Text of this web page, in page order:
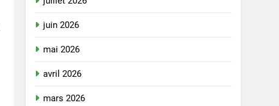
juin 2026
mai 2026
avril 2026
mars 2026